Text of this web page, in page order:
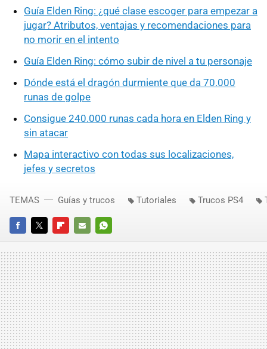
Guía Elden Ring: ¿qué clase escoger para empezar a
jugar? Atributos, ventajas y recomendaciones para
no morir en el intento
Guía Elden Ring: cómo subir de nivel a tu personaje
Dónde está el dragón durmiente que da 70.000
runas de golpe
Consigue 240.000 runas cada hora en Elden Ring y
sin atacar
Mapa interactivo con todas sus localizaciones,
jefes y secretos
FACEBOOKTWITTERFLIPBOARD
E-
MAIL
WHATSAPP
TEMAS Guías y trucos Tutoriales Trucos PS4